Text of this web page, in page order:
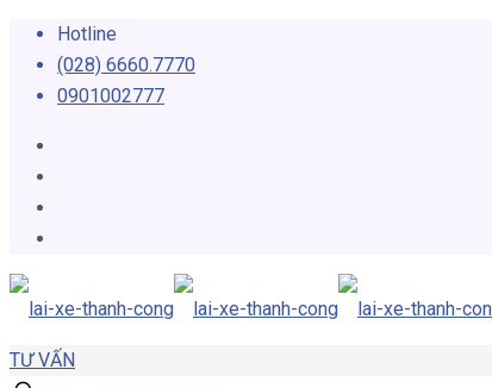
Hotline
(028) 6660.7770
0901002777
TƯ VẤN